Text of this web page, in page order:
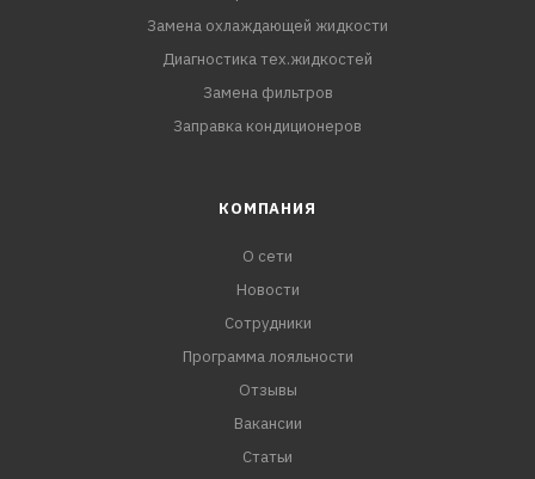
Замена охлаждающей жидкости
Диагностика тех.жидкостей
Замена фильтров
Заправка кондиционеров
КОМПАНИЯ
О сети
Новости
Сотрудники
Программа лояльности
Отзывы
Вакансии
Статьи